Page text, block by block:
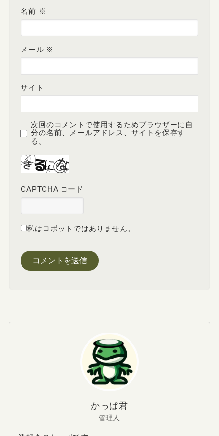
名前 ※
メール ※
サイト
次回のコメントで使用するためブラウザーに自
分の名前、メールアドレス、サイトを保存す
る。
CAPTCHA コード
私はロボットではありません。
かっぱ君
管理人